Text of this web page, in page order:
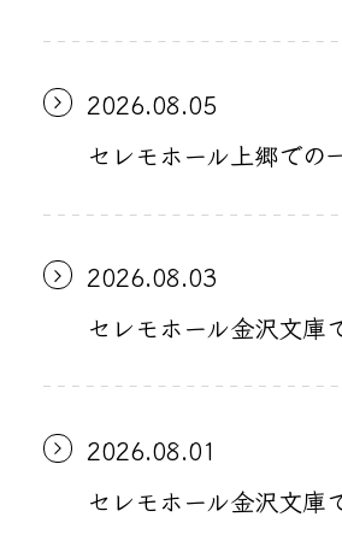
2026.08.05
セレモホール上郷での
2026.08.03
セレモホール金沢文庫
2026.08.01
セレモホール金沢文庫